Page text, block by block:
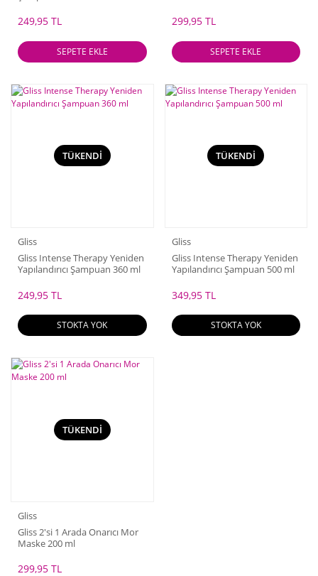
249,95 TL
SEPETE EKLE
299,95 TL
SEPETE EKLE
TÜKENDİ
Gliss
Gliss Intense Therapy Yeniden
Yapılandırıcı Şampuan 360 ml
249,95 TL
STOKTA YOK
TÜKENDİ
Gliss
Gliss Intense Therapy Yeniden
Yapılandırıcı Şampuan 500 ml
349,95 TL
STOKTA YOK
TÜKENDİ
Gliss
Gliss 2'si 1 Arada Onarıcı Mor
Maske 200 ml
299,95 TL